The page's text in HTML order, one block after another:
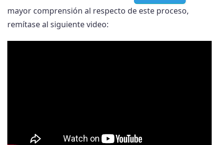
mayor comprensión al respecto de este proceso,
remítase al siguiente video: